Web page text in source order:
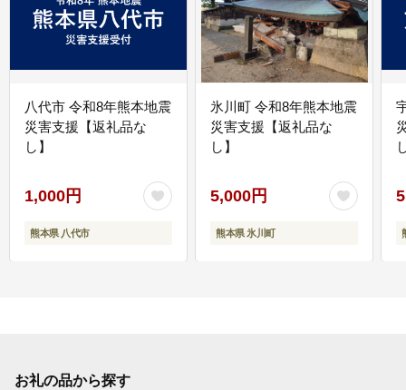
八代市 令和8年熊本地震
災害支援【返礼品な
し】
1,000円
熊本県 八代市
氷川町 令和8年熊本地震
災害支援【返礼品な
し】
5,000円
熊本県 氷川町
お礼の品から探す